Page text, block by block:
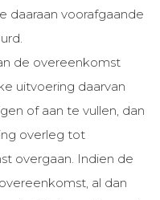
daaraan voorafgaande
de overeenkomst
uitvoering daarvan
of aan te vullen, dan
overleg tot
overgaan. Indien de
al dan